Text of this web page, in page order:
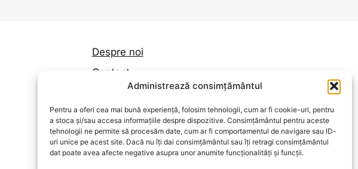
Administrează consimțământul
Pentru a oferi cea mai bună experiență, folosim tehnologii, cum ar fi cookie-uri, pentru
a stoca și/sau accesa informațiile despre dispozitive. Consimțământul pentru aceste
tehnologii ne permite să procesăm date, cum ar fi comportamentul de navigare sau ID-
uri unice pe acest site. Dacă nu îți dai consimțământul sau îți retragi consimțământul
dat poate avea afecte negative asupra unor anumite funcționalități și funcții.
Despre noi
Contact
Politica de confidențialitate
Termeni și condiții
Politica de cookies